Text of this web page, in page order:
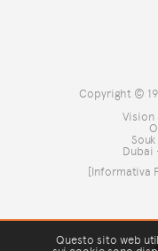
Copyright ©
Vision
Dubai
[Informativa
Questo sito web